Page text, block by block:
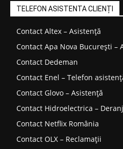
TELEFON ASISTENTA CLIENȚI
Contact Altex – Asistență
Contact Apa Nova București –
Contact Dedeman
Contact Enel – Telefon
Contact Glovo – Asistență
Contact Hidroelectrica –
Contact Netflix România
Contact OLX – Reclamații